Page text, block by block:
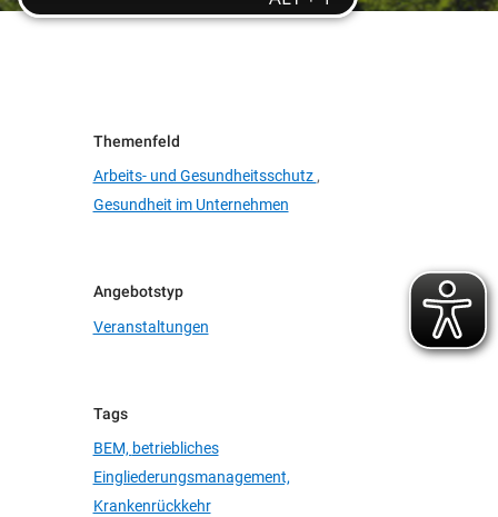
Themenfeld
Arbeits- und Gesundheitsschutz ,
Gesundheit im Unternehmen
Angebotstyp
Veranstaltungen
Tags
BEM, betriebliches
Eingliederungsmanagement,
Krankenrückkehr